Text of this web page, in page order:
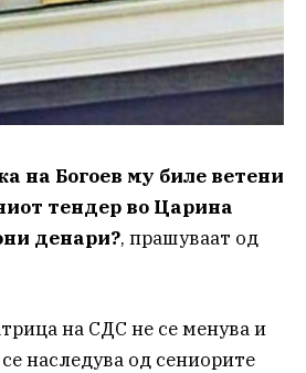
на Богоев му биле ветени
тендер во Царина
денари?, прашуваат од
на СДС не се менува и
наследува од сениорите